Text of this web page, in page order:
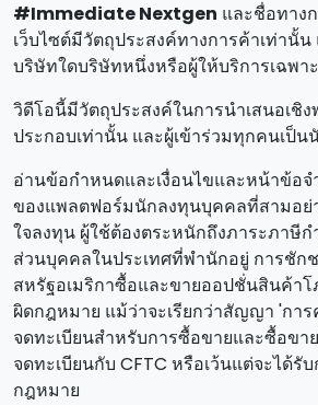
#Immediate Nextgen และชื่อทาง
เว็บไซต์มีวัตถุประสงค์ทางการค้าเท่านั้
บริษัทใดบริษัทหนึ่งหรือผู้ให้บริการเฉพาะ
วิดีโอนี้มีวัตถุประสงค์ในการนําเสนอเชิ
ประกอบเท่านั้น และผู้เข้าร่วมทุกคนเป็น
อ่านข้อกําหนดและเงื่อนไขและหน้าข้อ
ของแพลตฟอร์มนักลงทุนบุคคลที่สามอย่
ใจลงทุน ผู้ใช้ต้องตระหนักถึงภาระภาษีกํ
ส่วนบุคคลในประเทศที่พํานักอยู่ การชัก
สหรัฐอเมริกาซื้อและขายออปชั่นสินค้า
ผิดกฎหมาย แม้ว่าจะเรียกว่าสัญญา 'กา
จดทะเบียนสําหรับการซื้อขายและซื้อข
จดทะเบียนกับ CFTC หรือเว้นแต่จะได้รั
กฎหมาย